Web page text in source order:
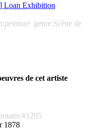
Loan Exhibition
genre:Scène de
de cet artiste
1878